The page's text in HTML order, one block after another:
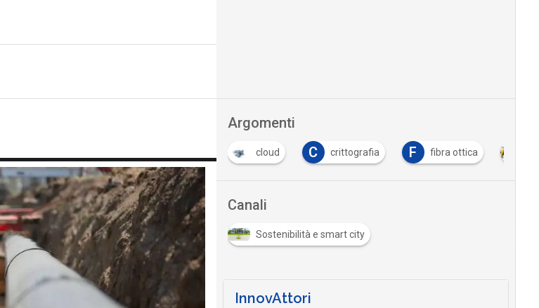
Argomenti
cloud C crittografia F fibra ottica
Canali
Sostenibilità e smart city
InnovAttori